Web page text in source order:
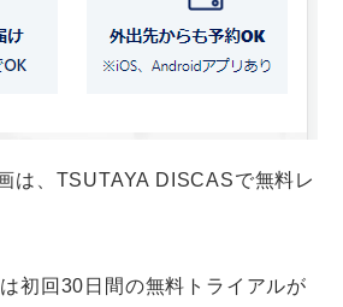
は、TSUTAYA DISCASで無料レ
初回30日間の無料トライアルが